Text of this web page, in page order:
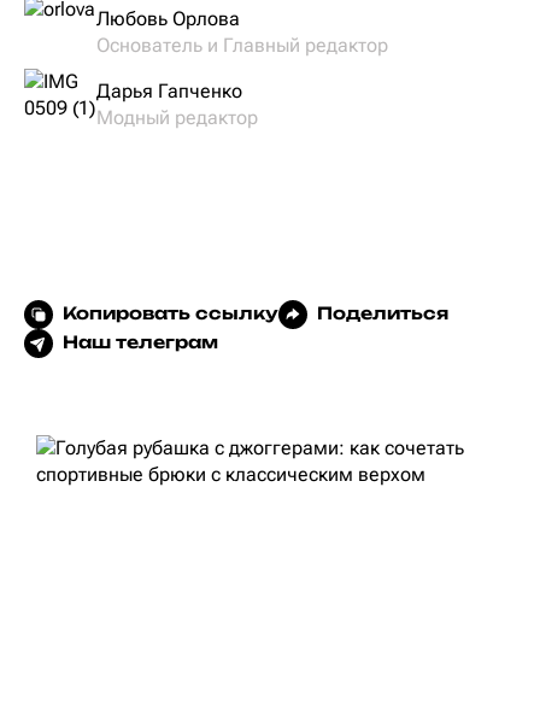
Любовь Орлова
Основатель и Главный редактор
Дарья Гапченко
Модный редактор
Копировать ссылку
Поделиться
Наш телеграм